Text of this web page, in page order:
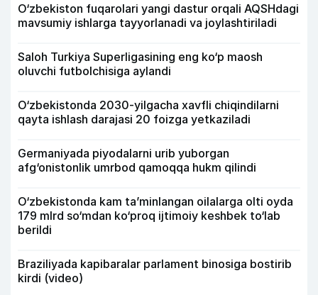
O‘zbekiston fuqarolari yangi dastur orqali AQSHdagi
mavsumiy ishlarga tayyorlanadi va joylashtiriladi
Saloh Turkiya Superligasining eng ko‘p maosh
oluvchi futbolchisiga aylandi
O‘zbekistonda 2030-yilgacha xavfli chiqindilarni
qayta ishlash darajasi 20 foizga yetkaziladi
Germaniyada piyodalarni urib yuborgan
afg‘onistonlik umrbod qamoqqa hukm qilindi
O‘zbekistonda kam ta’minlangan oilalarga olti oyda
179 mlrd so‘mdan ko‘proq ijtimoiy keshbek to‘lab
berildi
Braziliyada kapibaralar parlament binosiga bostirib
kirdi (video)